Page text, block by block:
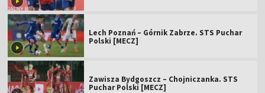
Lech Poznań – Górnik Zabrze. STS Puchar
Polski [MECZ]
Zawisza Bydgoszcz – Chojniczanka. STS
Puchar Polski [MECZ]